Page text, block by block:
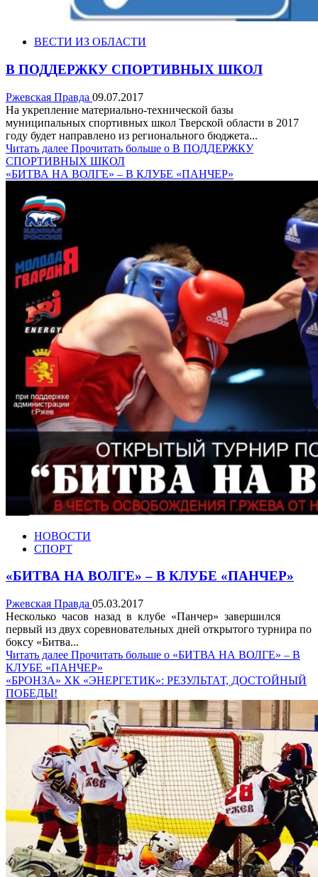
ВЕСТИ ИЗ ОБЛАСТИ
В ПОДДЕРЖКУ СПОРТИВНЫХ ШКОЛ
Ржевская Правда 09.07.2017
На укрепление материально-технической базы
муниципальных спортивных школ Тверской области в 2017
году будет направлено из регионального бюджета...
Читать далее Прочитать больше о В ПОДДЕРЖКУ
СПОРТИВНЫХ ШКОЛ
«БИТВА НА ВОЛГЕ» – В КЛУБЕ «ПАНЧЕР»
НОВОСТИ
СПОРТ
«БИТВА НА ВОЛГЕ» – В КЛУБЕ «ПАНЧЕР»
Ржевская Правда 05.03.2017
Несколько часов назад в клубе «Панчер» завершился
первый из двух соревновательных дней открытого турнира по
боксу «Битва...
Читать далее Прочитать больше о «БИТВА НА ВОЛГЕ» – В
КЛУБЕ «ПАНЧЕР»
«БРОНЗА» ХК «ЭНЕРГЕТИК»: РЕЗУЛЬТАТ, ДОСТОЙНЫЙ
ПОБЕДЫ!